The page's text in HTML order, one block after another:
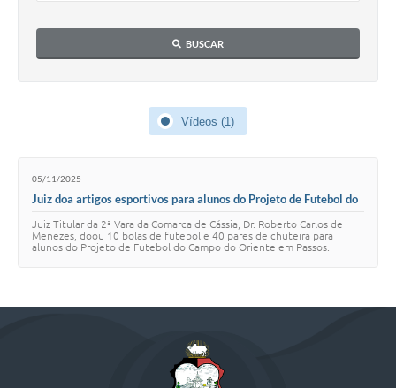
BUSCAR
Vídeos (1)
05/11/2025
Juiz doa artigos esportivos para alunos do Projeto de Futebol do
Juiz Titular da 2ª Vara da Comarca de Cássia, Dr. Roberto Carlos de
Menezes, doou 10 bolas de futebol e 40 pares de chuteira para
alunos do Projeto de Futebol do Campo do Oriente em Passos.